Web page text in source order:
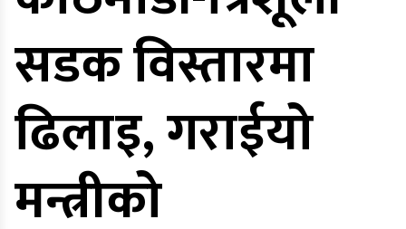
सडक विस्तारमा
ढिलाइ, गराईयो
मन्त्रीको